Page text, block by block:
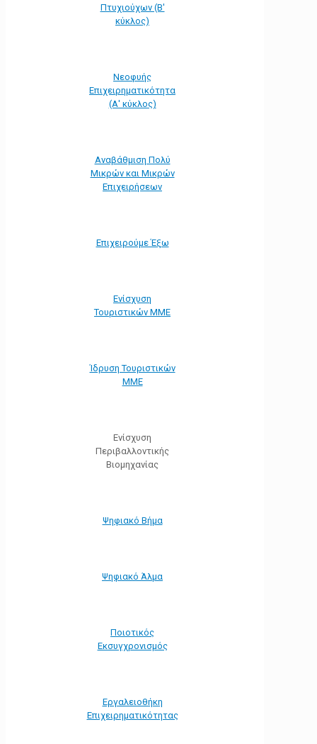
Πτυχιούχων (Β'
κύκλος)
Νεοφυής
Επιχειρηματικότητα
(Α' κύκλος)
Αναβάθμιση Πολύ
Μικρών και Μικρών
Επιχειρήσεων
Επιχειρούμε Έξω
Ενίσχυση
Τουριστικών ΜΜΕ
Ίδρυση Τουριστικών
ΜΜΕ
Ενίσχυση
Περιβαλλοντικής
Βιομηχανίας
Ψηφιακό Βήμα
Ψηφιακό Άλμα
Ποιοτικός
Εκσυγχρονισμός
Εργαλειοθήκη
Eπιχειρηματικότητας